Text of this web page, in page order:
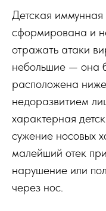
Детская
сформирована и
отражать атаки
небольшие — она
расположена
недоразвитием
характерная
сужение носовых
малейший отек
нарушение или
через нос.